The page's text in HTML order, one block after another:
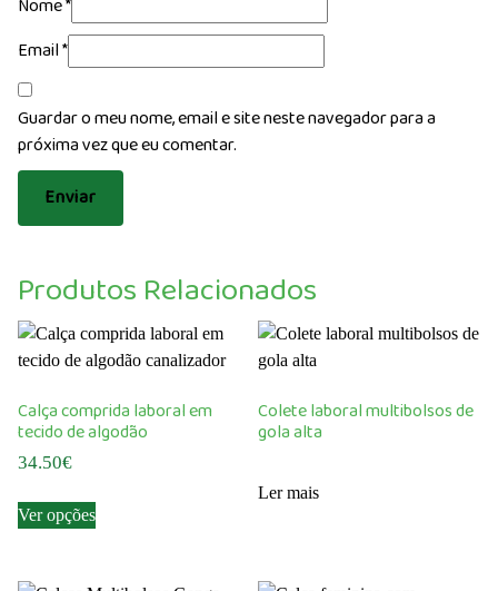
Nome*
Email*
Guardar o meu nome, email e site neste navegador para a
próxima vez que eu comentar.
Produtos Relacionados
Calça comprida laboral em
tecido de algodão
34.50€
Ver opçõesproduct
Colete laboral multibolsos de
gola alta
Ler mais